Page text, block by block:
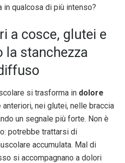
in qualcosa di più intenso?
a cosce, glutei e
la stanchezza
si trasforma in dolore
nei glutei, nelle braccia
un segnale più forte. Non è
potrebbe trattarsi di
accumulata. Mal di
si accompagnano a dolori